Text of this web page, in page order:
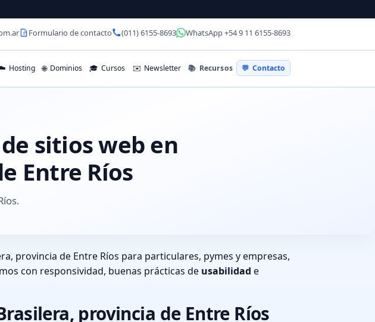
Formulario de contacto (011) 6155-8693 WhatsApp +54 9 11 6155-8693
Hosting 🌐 Dominios 🎓 Cursos ✉️ Newsletter 📚 Recursos 💬 Contacto
sitios web en
Entre Ríos
provincia de Entre Ríos para particulares, pymes y empresas,
con responsividad, buenas prácticas de usabilidad e
provincia de Entre Ríos